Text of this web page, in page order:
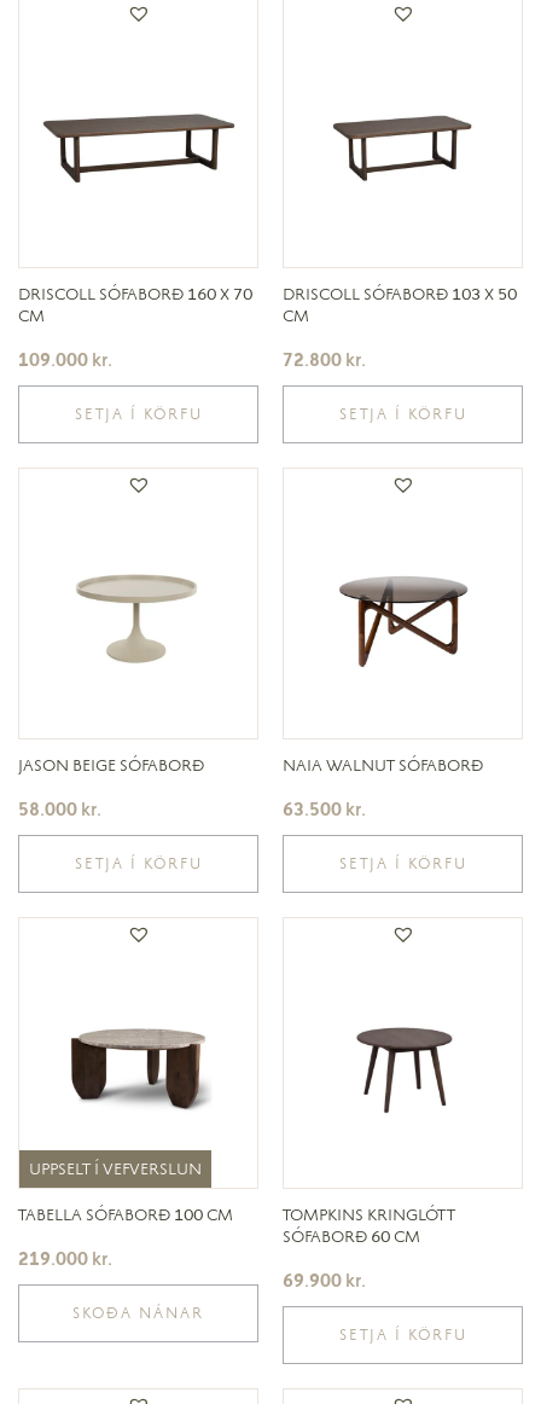
DRISCOLL SÓFABORÐ 160 X 70
CM
109.000 kr.
SETJA Í KÖRFU
DRISCOLL SÓFABORÐ 103 X 50
CM
72.800 kr.
SETJA Í KÖRFU
JASON BEIGE SÓFABORÐ
58.000 kr.
SETJA Í KÖRFU
NAIA WALNUT SÓFABORÐ
63.500 kr.
SETJA Í KÖRFU
UPPSELT Í VEFVERSLUN
UPPSELT Í VEFVERSLUN
TABELLA SÓFABORÐ 100 CM
219.000 kr.
SKOÐA NÁNAR
TOMPKINS KRINGLÓTT
SÓFABORÐ 60 CM
69.900 kr.
SETJA Í KÖRFU